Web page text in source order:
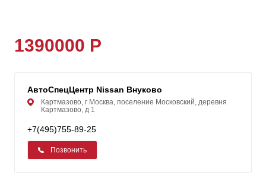
1390000 Р
АвтоСпецЦентр Nissan Внуково
Картмазово, г Москва, поселение Московский, деревня
Картмазово, д 1
+7(495)755-89-25
Позвонить